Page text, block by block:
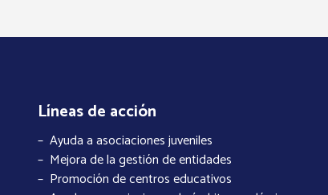
Líneas de acción
– Ayuda a asociaciones juveniles
– Mejora de la gestión de entidades
– Promoción de centros educativos